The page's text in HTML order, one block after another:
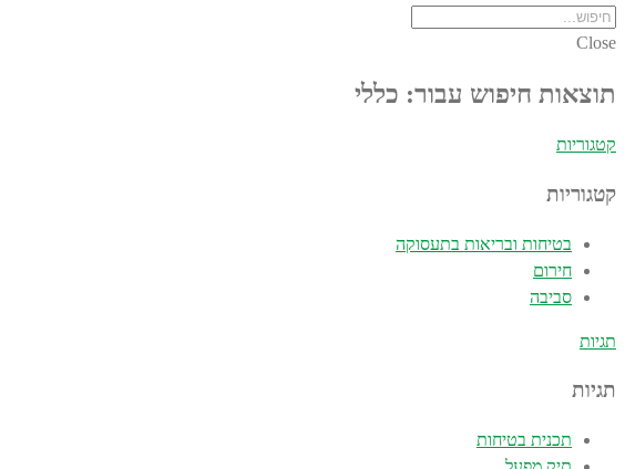
Close
תוצאות חיפוש עבור: כללי
קטגוריות
קטגוריות
בטיחות ובריאות בתעסוקה
חירום
סביבה
תגיות
תגיות
תכנית בטיחות